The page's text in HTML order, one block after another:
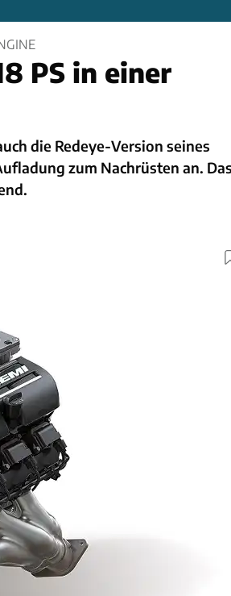
PS in einer
die Redeye-Version seines
zum Nachrüsten an.